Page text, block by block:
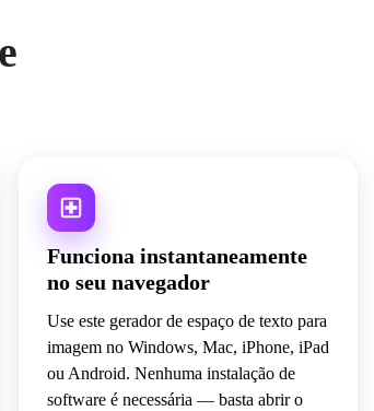
Funciona instantaneamente
no seu navegador
Use este gerador de espaço de texto para
imagem no Windows, Mac, iPhone, iPad
ou Android. Nenhuma instalação de
software é necessária — basta abrir o